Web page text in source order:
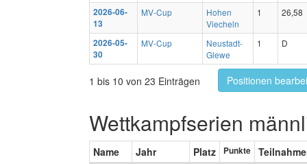
2026-06-
13
MV-Cup
Hohen
Viecheln
1 26,58
2026-05-
30
MV-Cup
Neustadt-
Glewe
1 D
1 bis 10 von 23 Einträgen Positionen
Wettkampfserien
Name Jahr Platz Punkte